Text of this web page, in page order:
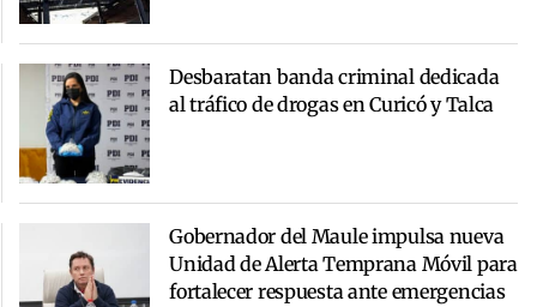
Desbaratan banda criminal dedicada
al tráfico de drogas en Curicó y Talca
Gobernador del Maule impulsa nueva
Unidad de Alerta Temprana Móvil para
fortalecer respuesta ante emergencias